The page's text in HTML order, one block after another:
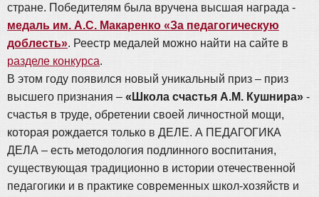
стране. Победителям была вручена высшая награда -
медаль им. А.С. Макаренко «За педагогическую
доблесть». Реестр медалей можно найти на сайте в
разделе конкурса.
В этом году появился новый уникальный приз – приз
высшего признания – «Школа счастья А.М. Кушнира» -
счастья в труде, обретении своей личностной мощи,
которая рождается только в ДЕЛЕ. А ПЕДАГОГИКА
ДЕЛА – есть методология подлинного воспитания,
существующая традиционно в истории отечественной
педагогики и в практике современных школ-хозяйств и